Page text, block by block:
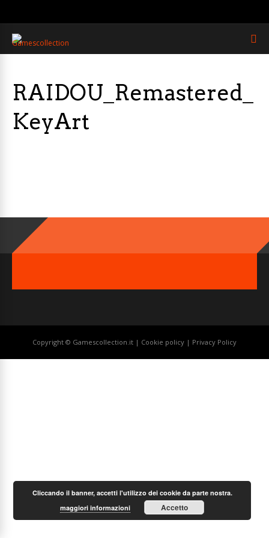
RAIDOU_Remastered_
KeyArt
Copyright © Gamescollection.it | Cookie policy | Privacy Policy
Cliccando il banner, accetti l'utilizzo dei cookie da parte nostra.
maggiori informazioni
Accetto